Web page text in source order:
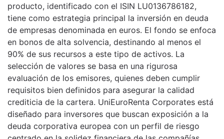
producto, identificado con el ISIN LU0136786182,
tiene como estrategia principal la inversión en deuda
de empresas denominada en euros. El fondo se enfoca
en bonos de alta solvencia, destinando al menos el
90% de sus recursos a este tipo de activos. La
selección de valores se basa en una rigurosa
evaluación de los emisores, quienes deben cumplir
requisitos bien definidos para asegurar la calidad
crediticia de la cartera. UniEuroRenta Corporates está
diseñado para inversores que buscan exposición a la
deuda corporativa europea con un perfil de riesgo